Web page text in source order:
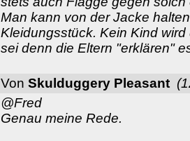
Man kann von der Jacke
Kleidungsstück. Kein Kind
sei denn die Eltern "erklären"
Von Skulduggery Pleasant
@Fred
Genau meine Rede.